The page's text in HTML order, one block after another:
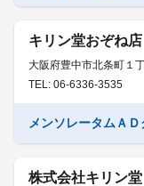
キリン堂おぞね店
大阪府豊中市北条町１
TEL: 06-6336-3535
メンソレータムＡ
株式会社キリン